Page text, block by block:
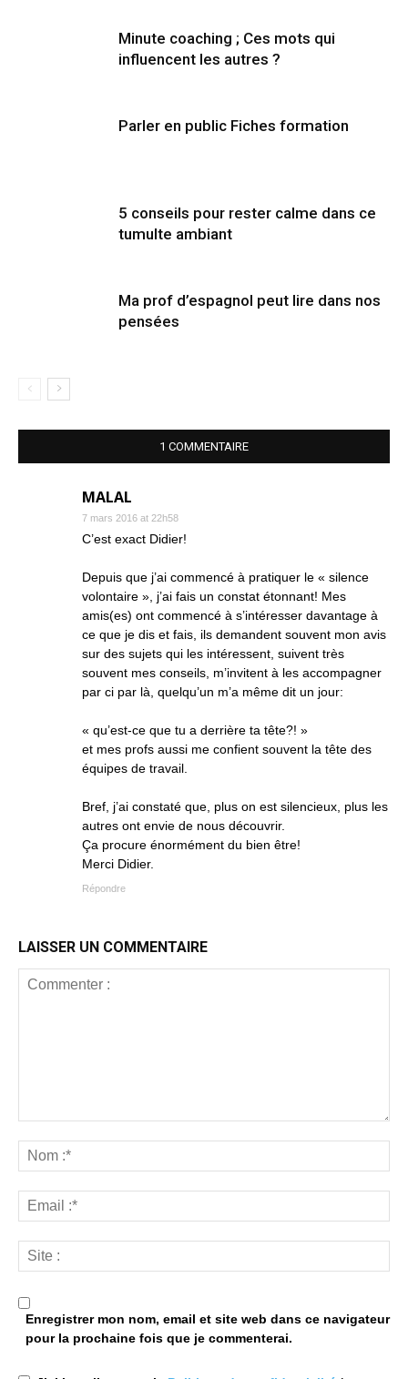
Minute coaching ; Ces mots qui
influencent les autres ?
Parler en public Fiches formation
5 conseils pour rester calme dans ce
tumulte ambiant
Ma prof d’espagnol peut lire dans nos
pensées
1 COMMENTAIRE
MALAL
7 mars 2016 at 22h58
C’est exact Didier!
Depuis que j’ai commencé à pratiquer le « silence
volontaire », j’ai fais un constat étonnant! Mes
amis(es) ont commencé à s’intéresser davantage à
ce que je dis et fais, ils demandent souvent mon avis
sur des sujets qui les intéressent, suivent très
souvent mes conseils, m’invitent à les accompagner
par ci par là, quelqu’un m’a même dit un jour:
« qu’est-ce que tu a derrière ta tête?! »
et mes profs aussi me confient souvent la tête des
équipes de travail.
Bref, j’ai constaté que, plus on est silencieux, plus les
autres ont envie de nous découvrir.
Ça procure énormément du bien être!
Merci Didier.
Répondre
LAISSER UN COMMENTAIRE
Enregistrer mon nom, email et site web dans ce navigateur
pour la prochaine fois que je commenterai.